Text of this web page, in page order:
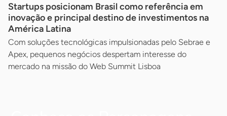
Startups posicionam Brasil como referência em
inovação e principal destino de investimentos na
América Latina
Com soluções tecnológicas impulsionadas pelo Sebrae e
Apex, pequenos negócios despertam interesse do
mercado na missão do Web Summit Lisboa